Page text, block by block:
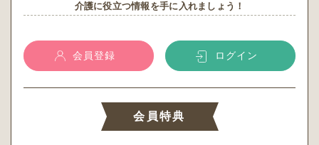
介護に役立つ情報を手に入れましょう！
会員登録 ログイン
会員特典